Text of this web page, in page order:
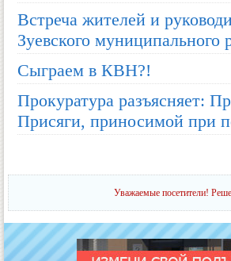
Встреча жителей и
Зуевского муниципального
Сыграем в КВН?!
Прокуратура разъясняет:
Присяги, приносимой при
Уважаемые посетители!